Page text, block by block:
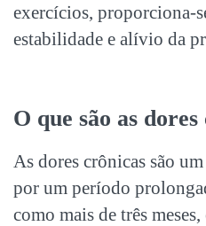
exercícios, proporciona-
estabilidade e alívio da
O que são as dores
As dores crônicas são
por um período
como mais de três